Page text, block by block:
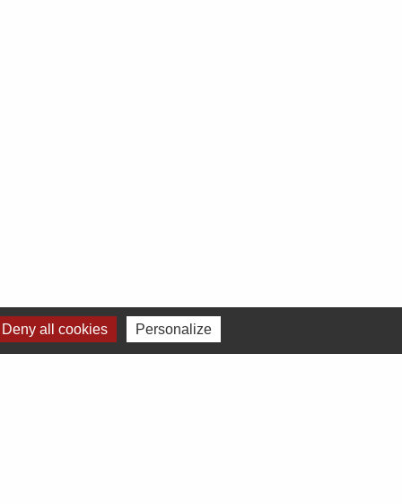
Deny all cookies Personalize